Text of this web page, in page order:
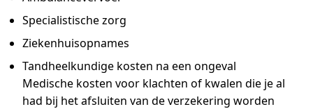
Specialistische zorg
Ziekenhuisopnames
Tandheelkundige kosten na een ongeval
Medische kosten voor klachten of kwalen die je al
had bij het afsluiten van de verzekering worden